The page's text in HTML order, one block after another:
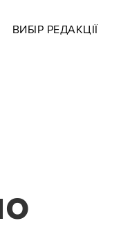
ВИБІР РЕДАКЦІЇ